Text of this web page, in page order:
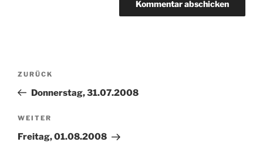
Beitragsnavigation
Vorheriger
Beitrag
ZURÜCK
Donnerstag, 31.07.2008
Nächster
Beitrag
WEITER
Freitag, 01.08.2008